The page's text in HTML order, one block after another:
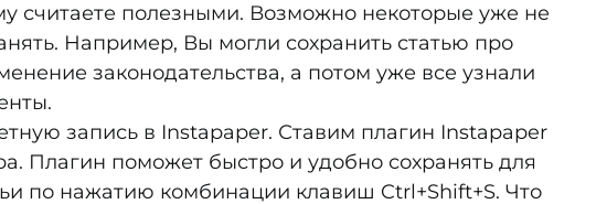
считаете полезными. Возможно некоторые уже не
Например, Вы могли сохранить статью про
законодательства, а потом уже все узнали
запись в Instapaper. Ставим плагин Instapaper
Плагин поможет быстро и удобно сохранять для
по нажатию комбинации клавиш Ctrl+Shift+S. Что